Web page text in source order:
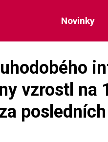
Novinky
vzrostl na